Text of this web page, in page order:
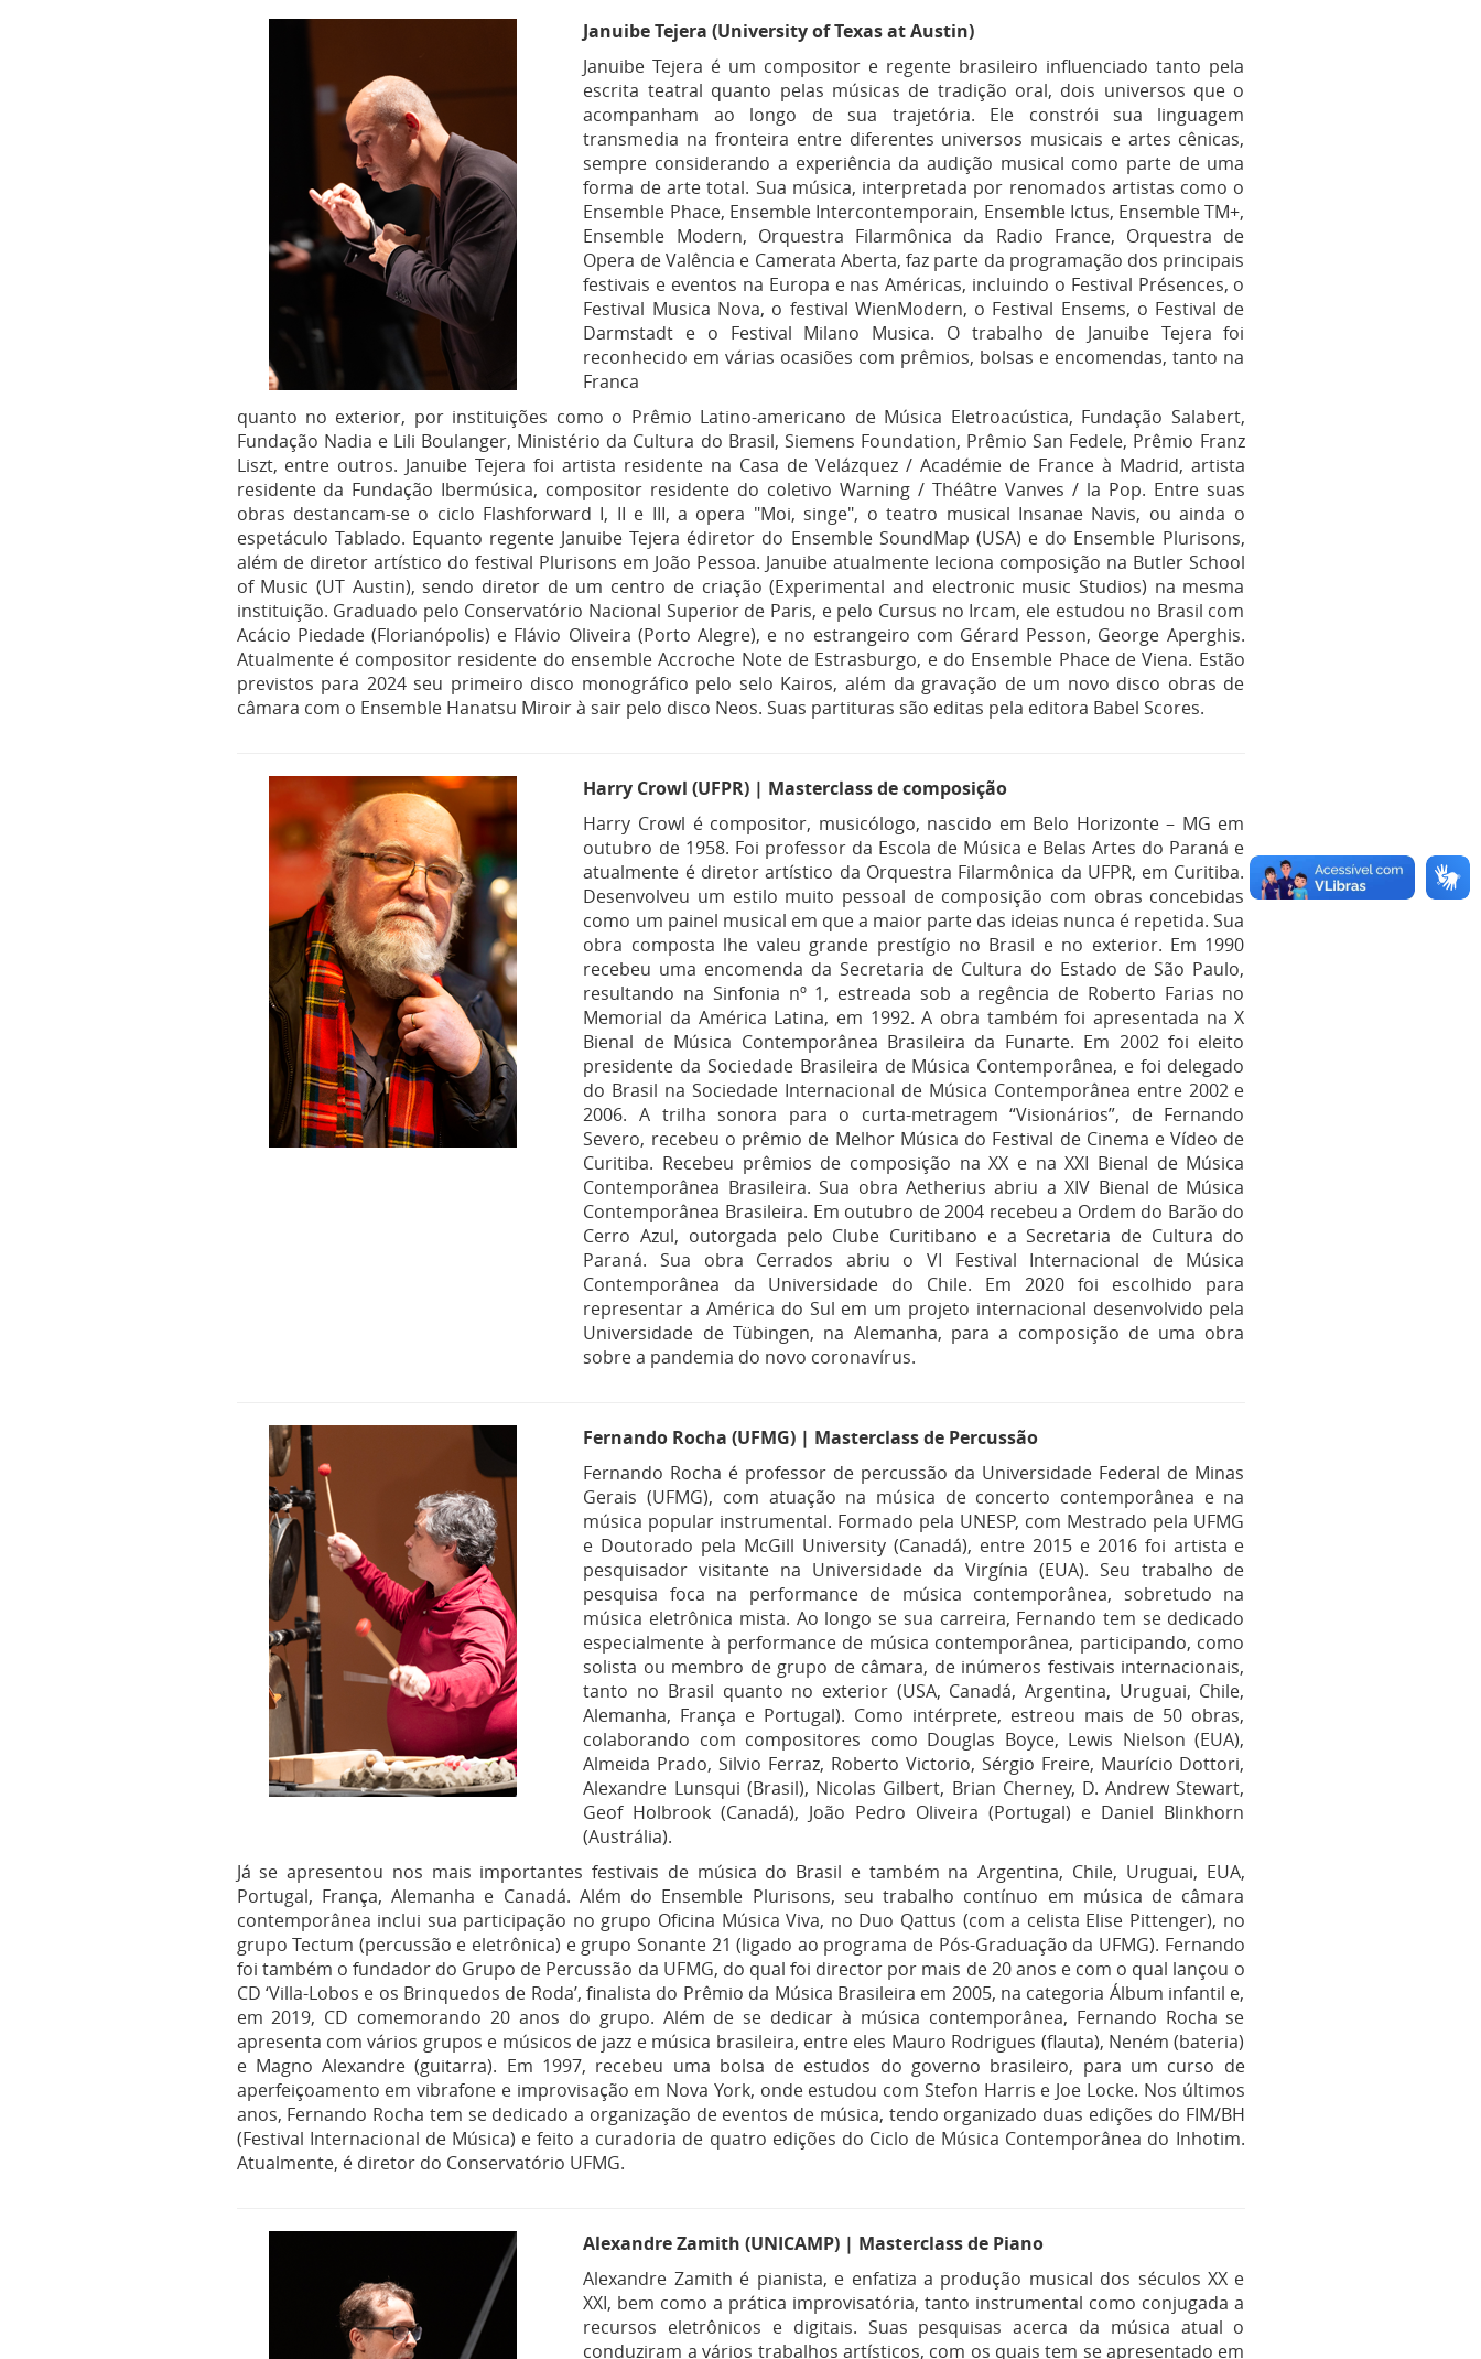
Januibe Tejera (University of Texas at Austin)
Januibe Tejera é um compositor e regente brasileiro influenciado tanto pela
escrita teatral quanto pelas músicas de tradição oral, dois universos que o
acompanham ao longo de sua trajetória. Ele constrói sua linguagem
transmedia na fronteira entre diferentes universos musicais e artes cênicas,
sempre considerando a experiência da audição musical como parte de uma
forma de arte total. Sua música, interpretada por renomados artistas como o
Ensemble Phace, Ensemble Intercontemporain, Ensemble Ictus, Ensemble TM+,
Ensemble Modern, Orquestra Filarmônica da Radio France, Orquestra de
Opera de Valência e Camerata Aberta, faz parte da programação dos principais
festivais e eventos na Europa e nas Américas, incluindo o Festival Présences, o
Festival Musica Nova, o festival WienModern, o Festival Ensems, o Festival de
Darmstadt e o Festival Milano Musica. O trabalho de Januibe Tejera foi
reconhecido em várias ocasiões com prêmios, bolsas e encomendas, tanto na
Franca
quanto no exterior, por instituições como o Prêmio Latino-americano de Música Eletroacústica, Fundação Salabert,
Fundação Nadia e Lili Boulanger, Ministério da Cultura do Brasil, Siemens Foundation, Prêmio San Fedele, Prêmio Franz
Liszt, entre outros. Januibe Tejera foi artista residente na Casa de Velázquez / Académie de France à Madrid, artista
residente da Fundação Ibermúsica, compositor residente do coletivo Warning / Théâtre Vanves / la Pop. Entre suas
obras destancam-se o ciclo Flashforward I, II e III, a opera "Moi, singe", o teatro musical Insanae Navis, ou ainda o
espetáculo Tablado. Equanto regente Januibe Tejera édiretor do Ensemble SoundMap (USA) e do Ensemble Plurisons,
além de diretor artístico do festival Plurisons em João Pessoa. Januibe atualmente leciona composição na Butler School
of Music (UT Austin), sendo diretor de um centro de criação (Experimental and electronic music Studios) na mesma
instituição. Graduado pelo Conservatório Nacional Superior de Paris, e pelo Cursus no Ircam, ele estudou no Brasil com
Acácio Piedade (Florianópolis) e Flávio Oliveira (Porto Alegre), e no estrangeiro com Gérard Pesson, George Aperghis.
Atualmente é compositor residente do ensemble Accroche Note de Estrasburgo, e do Ensemble Phace de Viena. Estão
previstos para 2024 seu primeiro disco monográfico pelo selo Kairos, além da gravação de um novo disco obras de
câmara com o Ensemble Hanatsu Miroir à sair pelo disco Neos. Suas partituras são editas pela editora Babel Scores.
Harry Crowl (UFPR) | Masterclass de composição
Harry Crowl é compositor, musicólogo, nascido em Belo Horizonte – MG em
outubro de 1958. Foi professor da Escola de Música e Belas Artes do Paraná e
atualmente é diretor artístico da Orquestra Filarmônica da UFPR, em Curitiba.
Desenvolveu um estilo muito pessoal de composição com obras concebidas
como um painel musical em que a maior parte das ideias nunca é repetida. Sua
obra composta lhe valeu grande prestígio no Brasil e no exterior. Em 1990
recebeu uma encomenda da Secretaria de Cultura do Estado de São Paulo,
resultando na Sinfonia nº 1, estreada sob a regência de Roberto Farias no
Memorial da América Latina, em 1992. A obra também foi apresentada na X
Bienal de Música Contemporânea Brasileira da Funarte. Em 2002 foi eleito
presidente da Sociedade Brasileira de Música Contemporânea, e foi delegado
do Brasil na Sociedade Internacional de Música Contemporânea entre 2002 e
2006. A trilha sonora para o curta-metragem “Visionários”, de Fernando
Severo, recebeu o prêmio de Melhor Música do Festival de Cinema e Vídeo de
Curitiba. Recebeu prêmios de composição na XX e na XXI Bienal de Música
Contemporânea Brasileira. Sua obra Aetherius abriu a XIV Bienal de Música
Contemporânea Brasileira. Em outubro de 2004 recebeu a Ordem do Barão do
Cerro Azul, outorgada pelo Clube Curitibano e a Secretaria de Cultura do
Paraná. Sua obra Cerrados abriu o VI Festival Internacional de Música
Contemporânea da Universidade do Chile. Em 2020 foi escolhido para
representar a América do Sul em um projeto internacional desenvolvido pela
Universidade de Tübingen, na Alemanha, para a composição de uma obra
sobre a pandemia do novo coronavírus.
Fernando Rocha (UFMG) | Masterclass de Percussão
Fernando Rocha é professor de percussão da Universidade Federal de Minas
Gerais (UFMG), com atuação na música de concerto contemporânea e na
música popular instrumental. Formado pela UNESP, com Mestrado pela UFMG
e Doutorado pela McGill University (Canadá), entre 2015 e 2016 foi artista e
pesquisador visitante na Universidade da Virgínia (EUA). Seu trabalho de
pesquisa foca na performance de música contemporânea, sobretudo na
música eletrônica mista. Ao longo se sua carreira, Fernando tem se dedicado
especialmente à performance de música contemporânea, participando, como
solista ou membro de grupo de câmara, de inúmeros festivais internacionais,
tanto no Brasil quanto no exterior (USA, Canadá, Argentina, Uruguai, Chile,
Alemanha, França e Portugal). Como intérprete, estreou mais de 50 obras,
colaborando com compositores como Douglas Boyce, Lewis Nielson (EUA),
Almeida Prado, Silvio Ferraz, Roberto Victorio, Sérgio Freire, Maurício Dottori,
Alexandre Lunsqui (Brasil), Nicolas Gilbert, Brian Cherney, D. Andrew Stewart,
Geof Holbrook (Canadá), João Pedro Oliveira (Portugal) e Daniel Blinkhorn
(Austrália).
Já se apresentou nos mais importantes festivais de música do Brasil e também na Argentina, Chile, Uruguai, EUA,
Portugal, França, Alemanha e Canadá. Além do Ensemble Plurisons, seu trabalho contínuo em música de câmara
contemporânea inclui sua participação no grupo Oficina Música Viva, no Duo Qattus (com a celista Elise Pittenger), no
grupo Tectum (percussão e eletrônica) e grupo Sonante 21 (ligado ao programa de Pós-Graduação da UFMG). Fernando
foi também o fundador do Grupo de Percussão da UFMG, do qual foi director por mais de 20 anos e com o qual lançou o
CD ‘Villa-Lobos e os Brinquedos de Roda’, finalista do Prêmio da Música Brasileira em 2005, na categoria Álbum infantil e,
em 2019, CD comemorando 20 anos do grupo. Além de se dedicar à música contemporânea, Fernando Rocha se
apresenta com vários grupos e músicos de jazz e música brasileira, entre eles Mauro Rodrigues (flauta), Neném (bateria)
e Magno Alexandre (guitarra). Em 1997, recebeu uma bolsa de estudos do governo brasileiro, para um curso de
aperfeiçoamento em vibrafone e improvisação em Nova York, onde estudou com Stefon Harris e Joe Locke. Nos últimos
anos, Fernando Rocha tem se dedicado a organização de eventos de música, tendo organizado duas edições do FIM/BH
(Festival Internacional de Música) e feito a curadoria de quatro edições do Ciclo de Música Contemporânea do Inhotim.
Atualmente, é diretor do Conservatório UFMG.
Alexandre Zamith (UNICAMP) | Masterclass de Piano
Alexandre Zamith é pianista, e enfatiza a produção musical dos séculos XX e
XXI, bem como a prática improvisatória, tanto instrumental como conjugada a
recursos eletrônicos e digitais. Suas pesquisas acerca da música atual o
conduziram a vários trabalhos artísticos, com os quais tem se apresentado em